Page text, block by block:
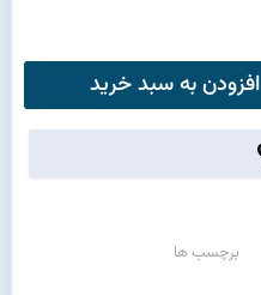
افزودن به سبد خرید
برچسب ها